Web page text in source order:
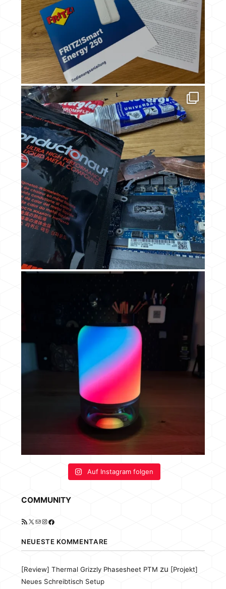
Auf Instagram folgen
COMMUNITY
RSS-Feed
X E-MailInstagram
Facebook
NEUESTE KOMMENTARE
[Review] Thermal Grizzly Phasesheet PTM zu [Projekt]
Neues Schreibtisch Setup